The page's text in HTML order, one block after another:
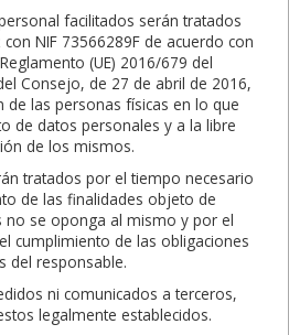
facilitados serán tratados
NIF 73566289F de acuerdo con
(UE) 2016/679 del
Consejo, de 27 de abril de 2016,
de las personas físicas en lo que
de datos personales y a la libre
de los mismos.
tratados por el tiempo necesario
de las finalidades objeto de
no se oponga al mismo y por el
cumplimiento de las obligaciones
del responsable.
ni comunicados a terceros,
legalmente establecidos.